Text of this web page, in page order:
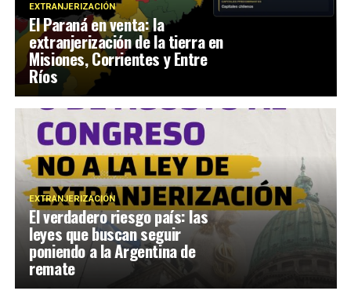
EXTRANJERIZACIÓN
El Paraná en venta: la
extranjerización de la tierra en
Misiones, Corrientes y Entre
Ríos
EXTRANJERIZACIÓN
El verdadero riesgo país: las
leyes que buscan seguir
poniendo a la Argentina de
remate